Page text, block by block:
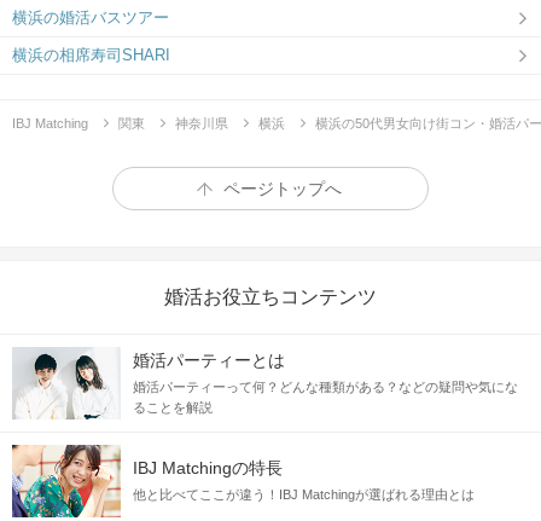
横浜の婚活バスツアー
横浜の相席寿司SHARI
IBJ Matching 関東 神奈川県 横浜 横浜の50代男女向け街コン・婚活パ
ページトップへ
婚活お役立ちコンテンツ
婚活パーティーとは
婚活パーティーって何？どんな種類がある？などの疑問や気にな
ることを解説
IBJ Matchingの特長
他と比べてここが違う！IBJ Matchingが選ばれる理由とは